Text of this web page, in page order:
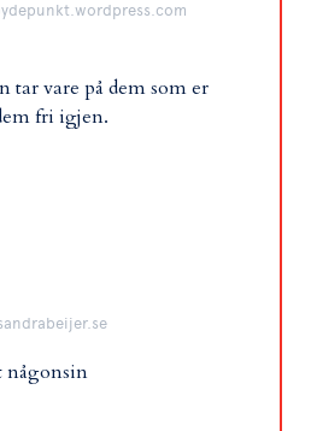
tar vare på dem som er
fri igjen.